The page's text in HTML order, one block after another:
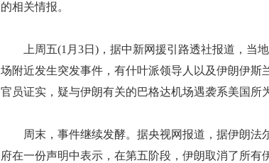
的相关情报。
上周五(1月3日)，据中新网援引路透社报道，当地
场附近发生突发事件，有什叶派领导人以及伊朗伊斯
官员证实，疑与伊朗有关的巴格达机场遇袭系美国所
周末，事件继续发酵。据央视网报道，据伊朗法
府在一份声明中表示，在第五阶段，伊朗取消了所有